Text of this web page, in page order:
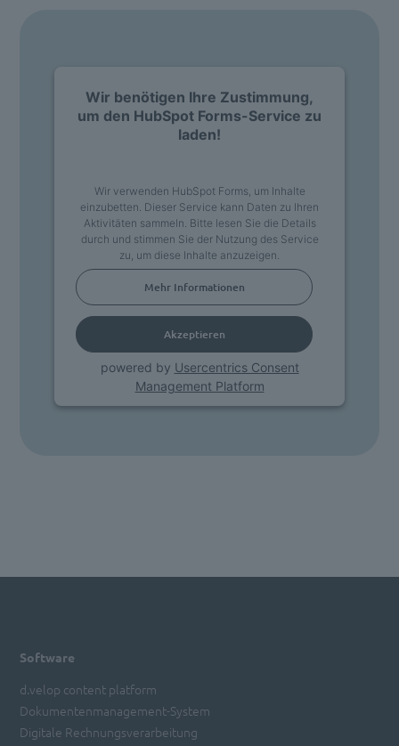
Wir benötigen Ihre Zustimmung,
um den HubSpot Forms-Service zu
laden!
Wir verwenden HubSpot Forms, um Inhalte
einzubetten. Dieser Service kann Daten zu Ihren
Aktivitäten sammeln. Bitte lesen Sie die Details
durch und stimmen Sie der Nutzung des Service
zu, um diese Inhalte anzuzeigen.
Mehr Informationen
Akzeptieren
powered by Usercentrics Consent
Management Platform
Software
d.velop content platform
Dokumentenmanagement-System
Digitale Rechnungsverarbeitung